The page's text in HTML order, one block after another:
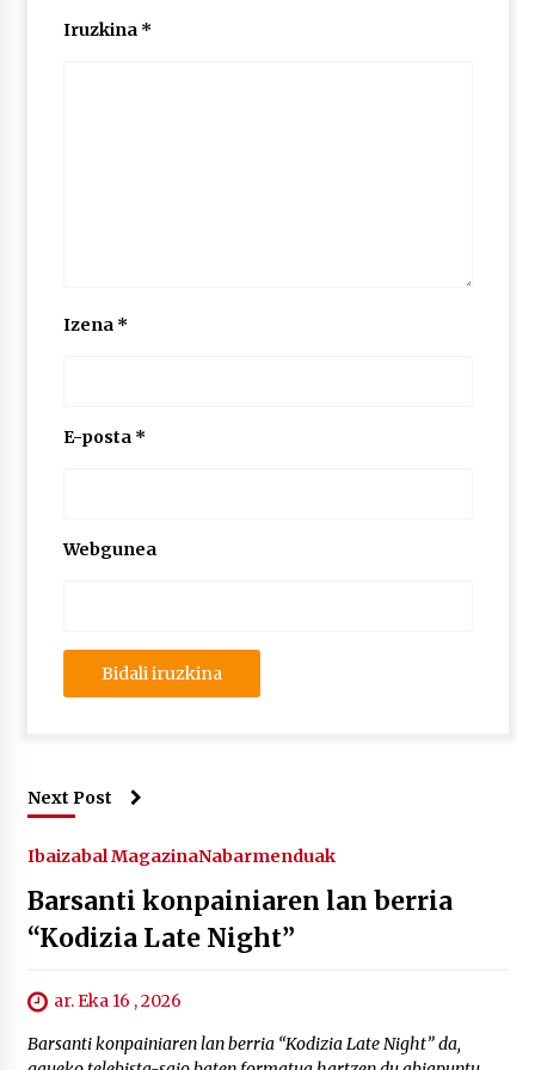
Iruzkina *
Izena *
E-posta *
Webgunea
Next Post
Ibaizabal MagazinaNabarmenduak
Barsanti konpainiaren lan berria
“Kodizia Late Night”
ar. Eka 16 , 2026
Barsanti konpainiaren lan berria “Kodizia Late Night” da,